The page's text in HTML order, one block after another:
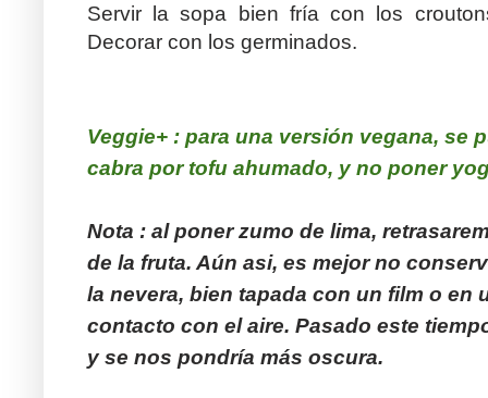
Servir la sopa bien fría con los
Decorar con los germinados.
Veggie+ : para una versión vegana, se
cabra por tofu ahumado, y no poner
Nota : al poner zumo de lima,
de la fruta. Aún asi, es mejor no
la nevera, bien tapada con un film o en
contacto con el aire. Pasado este
y se nos pondría más oscura.